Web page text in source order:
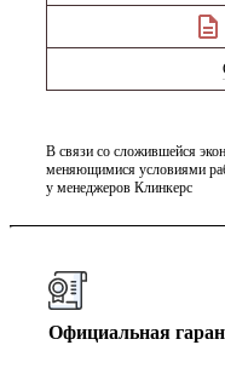
В связи со сложившейся
меняющимися условиями
у менеджеров Клинкерс
Официальная